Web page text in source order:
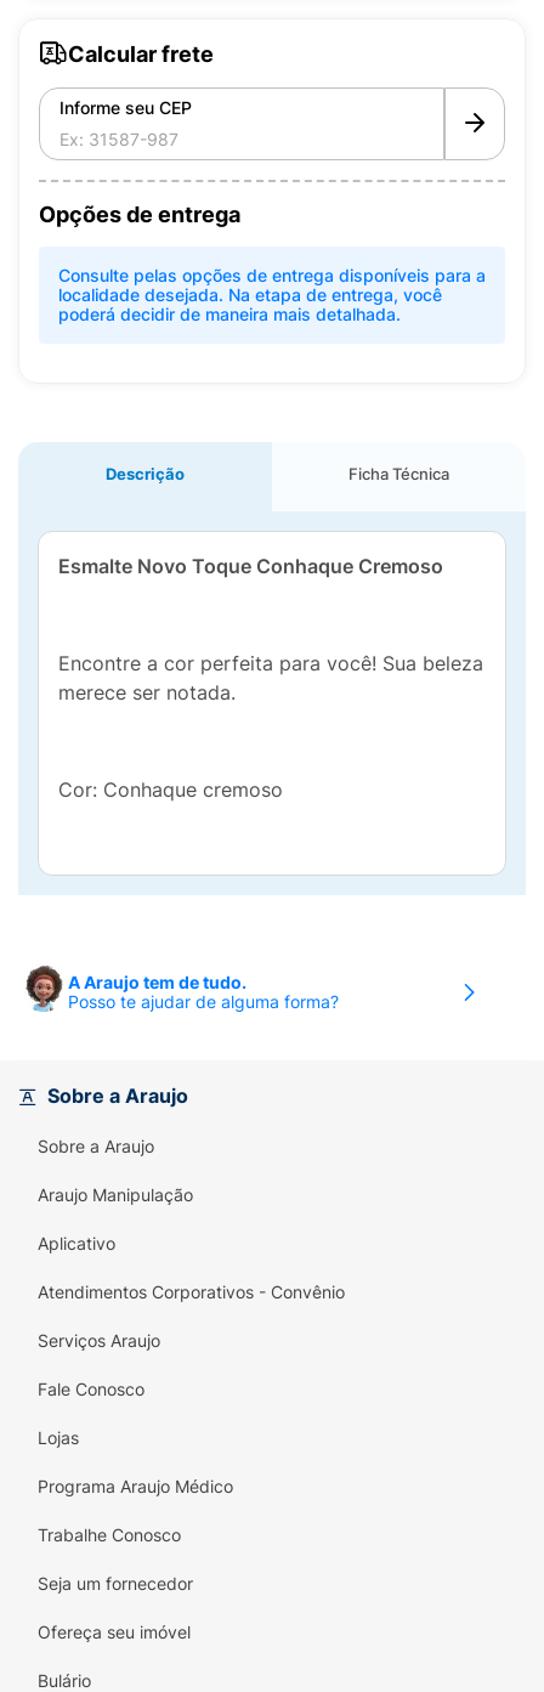
Calcular frete
Informe seu CEP
Opções de entrega
Consulte pelas opções de entrega disponíveis para a
localidade desejada. Na etapa de entrega, você
poderá decidir de maneira mais detalhada.
Descrição Ficha Técnica
Esmalte Novo Toque Conhaque Cremoso
Encontre a cor perfeita para você! Sua beleza
merece ser notada.
Cor: Conhaque cremoso
A Araujo tem de tudo.
Posso te ajudar de alguma forma?
Sobre a Araujo
Sobre a Araujo
Araujo Manipulação
Aplicativo
Atendimentos Corporativos - Convênio
Serviços Araujo
Fale Conosco
Lojas
Programa Araujo Médico
Trabalhe Conosco
Seja um fornecedor
Ofereça seu imóvel
Bulário